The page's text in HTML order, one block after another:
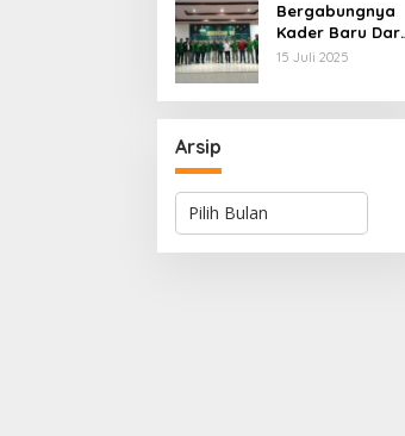
Masyarakat
Bergabungnya
Kader Baru Dari
Berbagai Latar
Energi Baru
15 Juli 2025
Arsip
Arsip